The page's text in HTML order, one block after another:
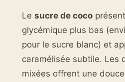
Le sucre de coco
glycémique plus bas
pour le sucre blanc) et
caramélisée subtile. Les
mixées offrent une